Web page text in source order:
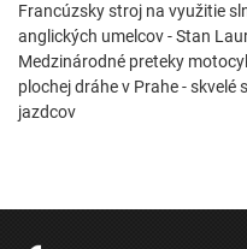
Francúzsky stroj na využitie
anglických umelcov - Stan
Medzinárodné preteky
plochej dráhe v Prahe -
jazdcov